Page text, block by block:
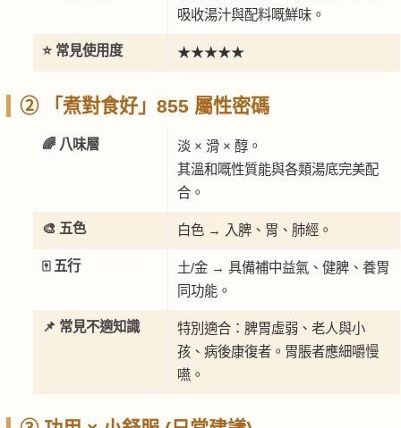
吸收湯汁與配料嘅鮮味。
⭐ 常見使用度 ★★★★★
② 「煮對食好」855 屬性密碼
🌈 八味層
淡 × 滑 × 醇。
其溫和嘅性質能與各類湯底完美配
合。
🎨 五色 白色 → 入脾、胃、肺經。
🀄 五行
土/金 → 具備補中益氣、健脾、養胃
同功能。
📌 常見不適知識
特別適合：脾胃虛弱、老人與小
孩、病後康復者。胃脹者應細嚼慢
嚥。